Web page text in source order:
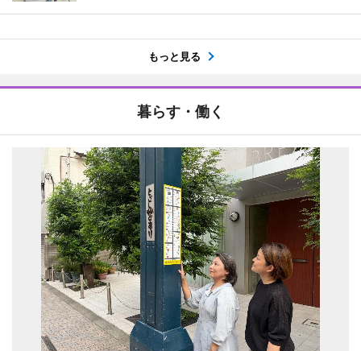
もっと見る
暮らす・働く